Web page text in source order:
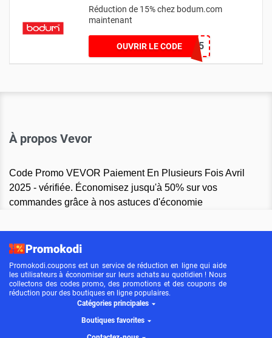
Réduction de 15% chez bodum.com
maintenant
OUVRIR LE CODEyoufirst15
À propos Vevor
Code Promo VEVOR Paiement En Plusieurs Fois Avril
2025 - vérifiée. Économisez jusqu'à 50% sur vos
commandes grâce à nos astuces d'économie
Promokodi.coupons est un service de réduction en ligne qui aide
les utilisateurs à économiser sur leurs achats au quotidien ! Nous
collectons des codes promo, des promotions et des coupons de
réduction pour des boutiques en ligne populaires.
Catégories principales
Boutiques favorites